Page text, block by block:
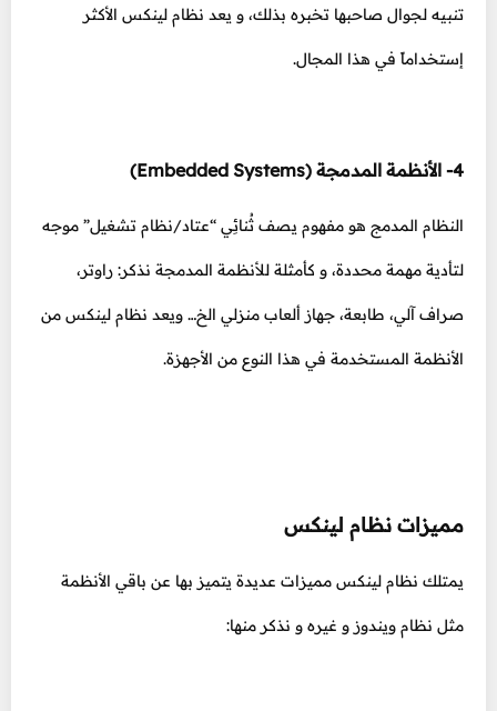
تنبيه لجوال صاحبها تخبره بذلك، و يعد نظام لينكس الأكثر
إستخداماً في هذا المجال.
4- الأنظمة المدمجة (Embedded Systems)
النظام المدمج هو مفهوم يصف ثُنائِي “عتاد/نظام تشغيل” موجه
لتأدية مهمة محددة، و كأمثلة للأنظمة المدمجة نذكر: راوتر،
صراف آلي، طابعة، جهاز ألعاب منزلي الخ… ويعد نظام لينكس من
الأنظمة المستخدمة في هذا النوع من الأجهزة.
مميزات نظام لينكس
يمتلك نظام لينكس مميزات عديدة يتميز بها عن باقي الأنظمة
مثل نظام ويندوز و غيره و نذكر منها: